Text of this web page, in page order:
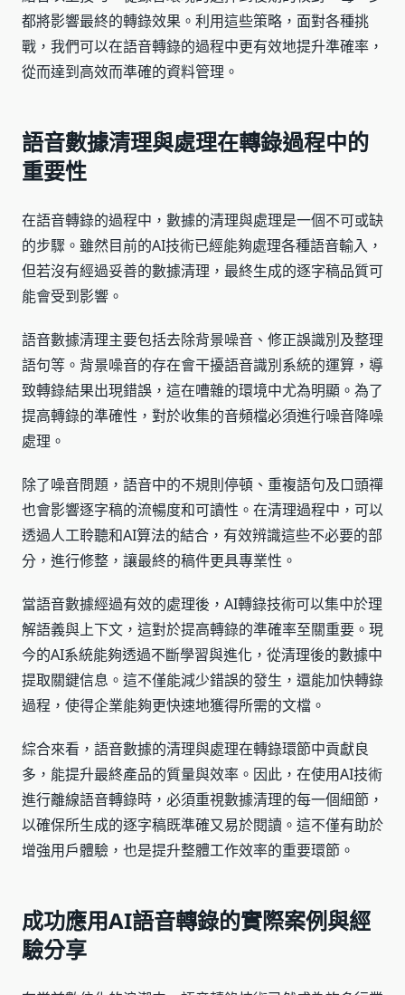
都將影響最終的轉錄效果。利用這些策略，面對各種挑
戰，我們可以在語音轉錄的過程中更有效地提升準確率，
從而達到高效而準確的資料管理。
語音數據清理與處理在轉錄過程中的
重要性
在語音轉錄的過程中，數據的清理與處理是一個不可或缺
的步驟。雖然目前的AI技術已經能夠處理各種語音輸入，
但若沒有經過妥善的數據清理，最終生成的逐字稿品質可
能會受到影響。
語音數據清理主要包括去除背景噪音、修正誤識別及整理
語句等。背景噪音的存在會干擾語音識別系統的運算，導
致轉錄結果出現錯誤，這在嘈雜的環境中尤為明顯。為了
提高轉錄的準確性，對於收集的音頻檔必須進行噪音降噪
處理。
除了噪音問題，語音中的不規則停頓、重複語句及口頭禪
也會影響逐字稿的流暢度和可讀性。在清理過程中，可以
透過人工聆聽和AI算法的結合，有效辨識這些不必要的部
分，進行修整，讓最終的稿件更具專業性。
當語音數據經過有效的處理後，AI轉錄技術可以集中於理
解語義與上下文，這對於提高轉錄的準確率至關重要。現
今的AI系統能夠透過不斷學習與進化，從清理後的數據中
提取關鍵信息。這不僅能減少錯誤的發生，還能加快轉錄
過程，使得企業能夠更快速地獲得所需的文檔。
綜合來看，語音數據的清理與處理在轉錄環節中貢獻良
多，能提升最終產品的質量與效率。因此，在使用AI技術
進行離線語音轉錄時，必須重視數據清理的每一個細節，
以確保所生成的逐字稿既準確又易於閱讀。這不僅有助於
增強用戶體驗，也是提升整體工作效率的重要環節。
成功應用AI語音轉錄的實際案例與經
驗分享